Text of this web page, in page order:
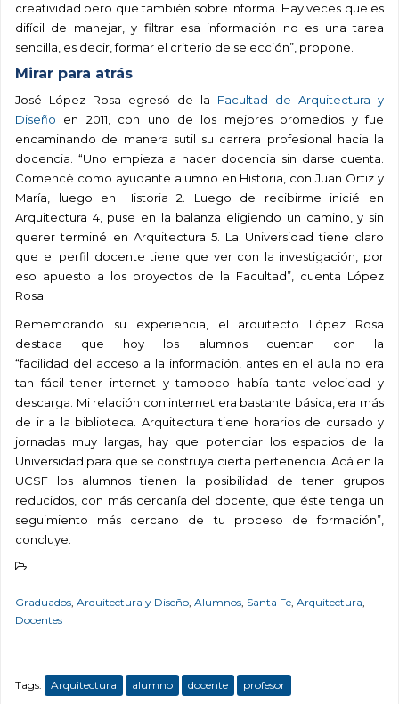
creatividad pero que también sobre informa. Hay veces que es
difícil de manejar, y filtrar esa información no es una tarea
sencilla, es decir, formar el criterio de selección”, propone.
Mirar para atrás
José López Rosa egresó de la Facultad de Arquitectura y
Diseño en 2011, con uno de los mejores promedios y fue
encaminando de manera sutil su carrera profesional hacia la
docencia. “Uno empieza a hacer docencia sin darse cuenta.
Comencé como ayudante alumno en Historia, con Juan Ortiz y
María, luego en Historia 2. Luego de recibirme inicié en
Arquitectura 4, puse en la balanza eligiendo un camino, y sin
querer terminé en Arquitectura 5. La Universidad tiene claro
que el perfil docente tiene que ver con la investigación, por
eso apuesto a los proyectos de la Facultad”, cuenta López
Rosa.
Rememorando su experiencia, el arquitecto López Rosa
destaca que hoy los alumnos cuentan con la
“facilidad del acceso a la información, antes en el aula no era
tan fácil tener internet y tampoco había tanta velocidad y
descarga. Mi relación con internet era bastante básica, era más
de ir a la biblioteca. Arquitectura tiene horarios de cursado y
jornadas muy largas, hay que potenciar los espacios de la
Universidad para que se construya cierta pertenencia. Acá en la
UCSF los alumnos tienen la posibilidad de tener grupos
reducidos, con más cercanía del docente, que éste tenga un
seguimiento más cercano de tu proceso de formación”,
concluye.
Graduados, Arquitectura y Diseño, Alumnos, Santa Fe, Arquitectura,
Docentes
Tags: Arquitectura alumno docente profesor